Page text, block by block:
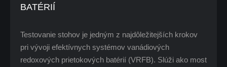
BATÉRIÍ
Testovanie stohov je jedným z najdôležitejších krokov
pri vývoji efektívnych systémov vanádiových
redoxových prietokových batérií (VRFB). Slúži ako most